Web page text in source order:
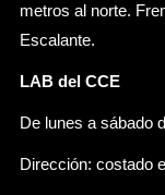
metros al norte.
Escalante.
LAB del CCE
De lunes a sábado
Dirección: costado